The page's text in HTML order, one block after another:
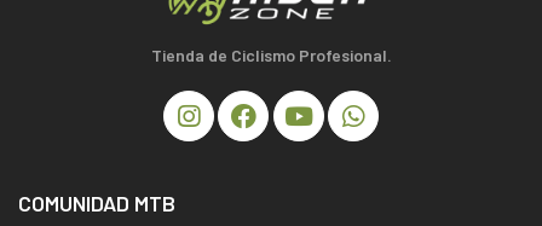
Tienda de Ciclismo Profesional.
COMUNIDAD MTB